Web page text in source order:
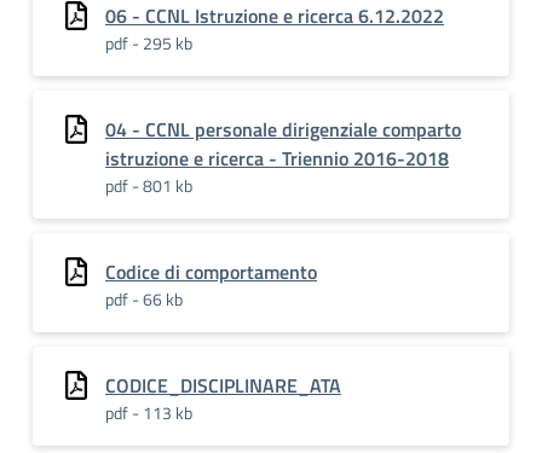
06 - CCNL Istruzione e ricerca 6.12.2022
pdf - 295 kb
04 - CCNL personale dirigenziale comparto
istruzione e ricerca - Triennio 2016-2018
pdf - 801 kb
Codice di comportamento
pdf - 66 kb
CODICE_DISCIPLINARE_ATA
pdf - 113 kb